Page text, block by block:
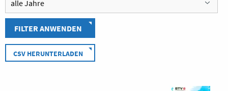
FILTER ANWENDEN
CSV HERUNTERLADEN